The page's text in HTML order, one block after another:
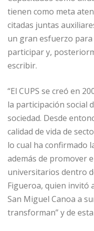
tienen como meta
citadas juntas
un gran esfuerzo
participar y,
escribir.
“El CUPS se creó en
la participación social
sociedad. Desde
calidad de vida de
lo cual ha confirmado
además de promover
universitarios dentro
Figueroa, quien invitó
San Miguel Canoa a
transforman” y de